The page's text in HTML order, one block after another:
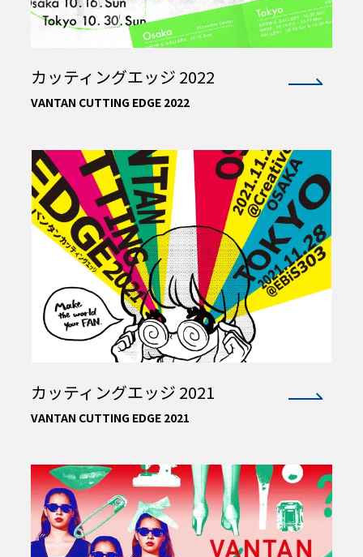
カッティングエッジ 2022
VANTAN CUTTING EDGE 2022
カッティングエッジ 2021
VANTAN CUTTING EDGE 2021